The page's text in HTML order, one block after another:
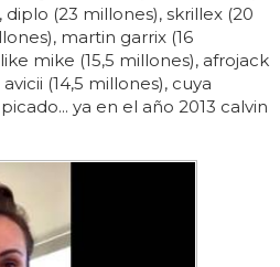
(23 millones), skrillex (20
martin garrix (16
mike (15,5 millones), afrojack
(14,5 millones), cuya
ya en el año 2013 calvin